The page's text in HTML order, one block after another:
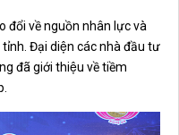
đổi về nguồn nhân lực và
Đại diện các nhà đầu tư
đã giới thiệu về tiềm